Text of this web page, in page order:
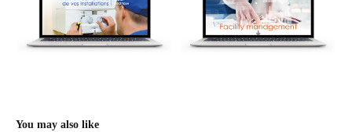
You may also like